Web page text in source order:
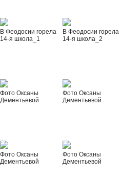
В Феодосии горела
14-я школа_1
В Феодосии горела
14-я школа_2
Фото Оксаны
Дементьевой
Фото Оксаны
Дементьевой
Фото Оксаны
Дементьевой
Фото Оксаны
Дементьевой